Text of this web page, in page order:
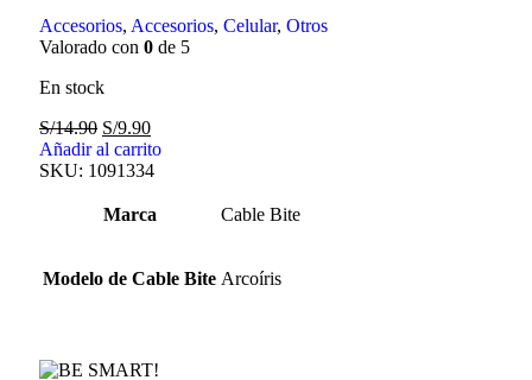
Accesorios, Accesorios, Celular, Otros
Valorado con 0 de 5
En stock
S/14.90 S/9.90
Añadir al carrito
SKU: 1091334
Marca Cable Bite
Modelo de Cable Bite Arcoíris